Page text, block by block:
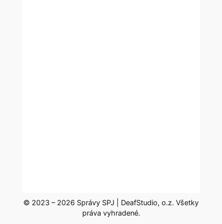
© 2023 – 2026 Správy SPJ | DeafStudio, o.z. Všetky
práva vyhradené.